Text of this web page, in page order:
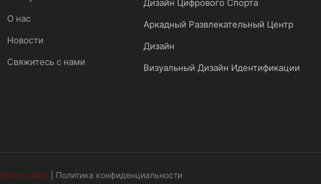
О нас
Новости
Свяжитесь с нами
Дизайн Цифрового Спорта
Аркадный Развлекательный Центр
Дизайн
Визуальный Дизайн Идентификации
Карта сайта Политика конфиденциальности